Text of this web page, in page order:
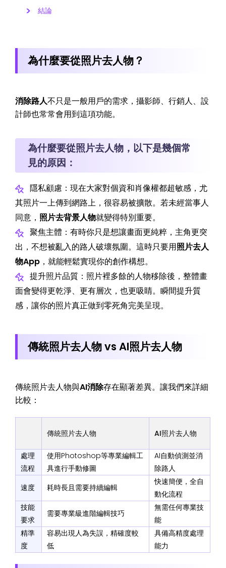
結論
為什麼要從照片去人物？
消除路人不只是一般用戶的需求，攝影師、行銷人、設
計師也常常會用到這項功能。
為什麼要從照片去人物，以下是幾個常
見的原因：
隱私顧慮：現在大家對個資和肖像權都超敏感，尤
其照片一上傳到網路上，很容易被擴散。若未經當事人
同意， 照片去背景人物就變得特別重要。
聚焦主體：有時你只是想讓畫面更純粹，主角更突
出，不想被亂入的路人破壞氛圍。這時只要用照片去人
物App ，就能輕鬆實現你的創作構想。
提升照片品質：照片裡多餘的人物移除後，整體畫
面會變得更乾淨、更有層次，也更吸睛。瞬間提升質
感，讓你的照片真正做到零死角完美呈現。
傳統照片去人物 vs AI照片去人物
傳統照片去人物與AI消除存在顯著差異。讓我們來詳細
比較：
傳統照片去人物 AI照片去人物
處理
流程
使用Photoshop等專業編輯工
具進行手動修圖
AI自動偵測並消
除路人
速度
耗時長且需要持續編輯
快速簡便，全自
動化流程
技能
要求
需要專業級進階編輯技巧
無需任何專業技
能
精準
度
容易出現人為失誤，精確度較
低
具備高精度處理
能力